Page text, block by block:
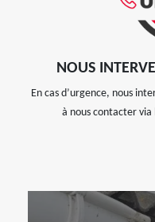
NOUS
En cas d’urgence, nous
à nous contacter